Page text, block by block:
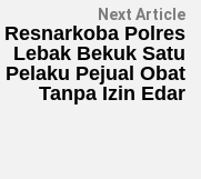
Next Article
Resnarkoba Polres
Lebak Bekuk Satu
Pelaku Pejual Obat
Tanpa Izin Edar